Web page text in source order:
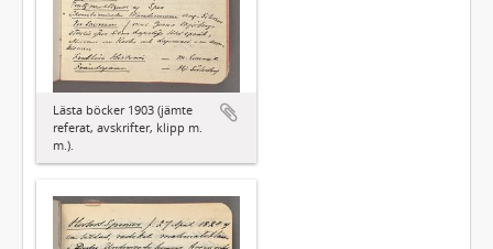
Lästa böcker 1903 (jämte
referat, avskrifter, klipp m.
m.).